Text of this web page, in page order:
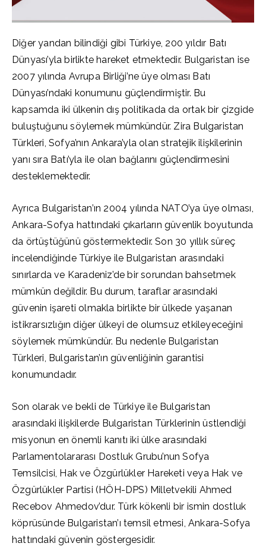
Diğer yandan bilindiği gibi Türkiye, 200 yıldır Batı
Dünyası’yla birlikte hareket etmektedir. Bulgaristan ise
2007 yılında Avrupa Birliği’ne üye olması Batı
Dünyası’ndaki konumunu güçlendirmiştir. Bu
kapsamda iki ülkenin dış politikada da ortak bir çizgide
buluştuğunu söylemek mümkündür. Zira Bulgaristan
Türkleri, Sofya’nın Ankara’yla olan stratejik ilişkilerinin
yanı sıra Batı’yla ile olan bağlarını güçlendirmesini
desteklemektedir.
Ayrıca Bulgaristan’ın 2004 yılında NATO’ya üye olması,
Ankara-Sofya hattındaki çıkarların güvenlik boyutunda
da örtüştüğünü göstermektedir. Son 30 yıllık süreç
incelendiğinde Türkiye ile Bulgaristan arasındaki
sınırlarda ve Karadeniz’de bir sorundan bahsetmek
mümkün değildir. Bu durum, taraflar arasındaki
güvenin işareti olmakla birlikte bir ülkede yaşanan
istikrarsızlığın diğer ülkeyi de olumsuz etkileyeceğini
söylemek mümkündür. Bu nedenle Bulgaristan
Türkleri, Bulgaristan’ın güvenliğinin garantisi
konumundadır.
Son olarak ve bekli de Türkiye ile Bulgaristan
arasındaki ilişkilerde Bulgaristan Türklerinin üstlendiği
misyonun en önemli kanıtı iki ülke arasındaki
Parlamentolararası Dostluk Grubu’nun Sofya
Temsilcisi, Hak ve Özgürlükler Hareketi veya Hak ve
Özgürlükler Partisi (HÖH-DPS) Milletvekili Ahmed
Recebov Ahmedov’dur. Türk kökenli bir ismin dostluk
köprüsünde Bulgaristan’ı temsil etmesi, Ankara-Sofya
hattındaki güvenin göstergesidir.